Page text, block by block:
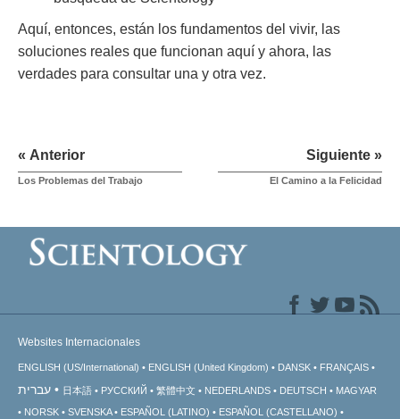
Aquí, entonces, están los fundamentos del vivir, las
soluciones reales que funcionan aquí y ahora, las
verdades para consultar una y otra vez.
« Anterior
Los Problemas del Trabajo
Siguiente »
El Camino a la Felicidad
Websites Internacionales
ENGLISH (US/International) ENGLISH (United Kingdom) DANSK FRANÇAIS
עברית 日本語 РУССКИЙ 繁體中文 NEDERLANDS DEUTSCH
MAGYAR
NORSK
SVENSKA ESPAÑOL (LATINO)
ESPAÑOL (CASTELLANO)